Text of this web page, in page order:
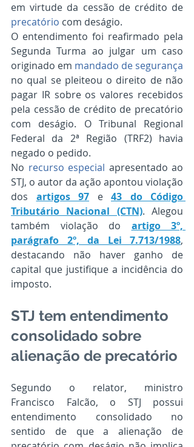
precatório com deságio.
O entendimento foi reafirmado pela
Segunda Turma ao julgar um caso
originado em mandado de segurança
no qual se pleiteou o direito de não
pagar IR sobre os valores recebidos
pela cessão de crédito de precatório
com deságio. O Tribunal Regional
Federal da 2ª Região (TRF2) havia
negado o pedido.
No recurso especial apresentado ao
STJ, o autor da ação apontou violação
dos artigos 97 e 43 do Código
Tributário Nacional (CTN). Alegou
também violação do artigo 3º,
parágrafo 2º, da Lei 7.713/1988,
destacando não haver ganho de
capital que justifique a incidência do
imposto.
STJ tem entendimento
consolidado sobre
alienação de precatório
Segundo o relator, ministro
Francisco Falcão, o STJ possui
entendimento consolidado no
sentido de que a alienação de